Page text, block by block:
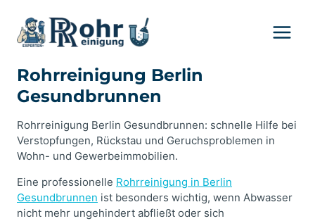
Inhalt
springen
Rohrreinigung Berlin
Gesundbrunnen
Rohrreinigung Berlin Gesundbrunnen: schnelle Hilfe bei
Verstopfungen, Rückstau und Geruchsproblemen in
Wohn- und Gewerbeimmobilien.
Eine professionelle Rohrreinigung in Berlin
Gesundbrunnen ist besonders wichtig, wenn Abwasser
nicht mehr ungehindert abfließt oder sich